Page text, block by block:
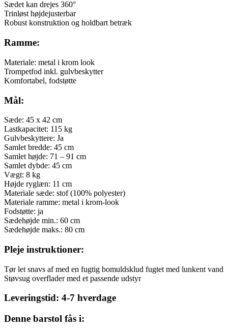
Sædet kan drejes 360°
Trinløst højdejusterbar
Robust konstruktion og holdbart betræk
Ramme:
Materiale: metal i krom look
Trompetfod inkl. gulvbeskytter
Komfortabel, fodstøtte
Mål:
Sæde: 45 x 42 cm
Lastkapacitet: 115 kg
Gulvbeskyttere: Ja
Samlet bredde: 45 cm
Samlet højde: 71 – 91 cm
Samlet dybde: 45 cm
Vægt: 8 kg
Højde ryglæn: 11 cm
Materiale sæde: stof (100% polyester)
Materiale ramme: metal i krom-look
Fodstøtte: ja
Sædehøjde min.: 60 cm
Sædehøjde maks.: 80 cm
Pleje instruktioner:
Tør let snavs af med en fugtig bomuldsklud fugtet med lunkent vand
Støvsug overflader med et passende udstyr
Leveringstid: 4-7 hverdage
Denne barstol fås i: